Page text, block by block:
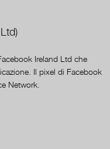
Ireland Ltd che
Il pixel di Facebook
Network.